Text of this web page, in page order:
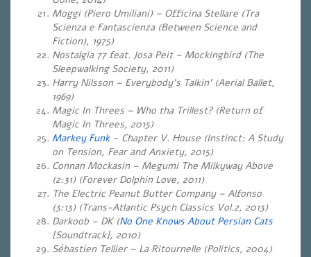
Moggi (Piero Umiliani) – Officina Stellare (Tra
Scienza e Fantascienza (Between Science and
Fiction), 1975)
Nostalgia 77 feat. Josa Peit – Mockingbird (The
Sleepwalking Society, 2011)
Harry Nilsson – Everybody’s Talkin’ (Aerial Ballet,
1969)
Magic In Threes – Who tha Trillest? (Return of
Magic In Threes, 2015)
Markey Funk– Chapter V. House (Instinct: A Study
on Tension, Fear and Anxiety, 2015)
Connan Mockasin – Megumi The Milkyway Above
(2:31) (Forever Dolphin Love, 2011)
The Electric Peanut Butter Company – Alfonso
(3:13) (Trans-Atlantic Psych Classics Vol.2, 2013)
Darkoob – DK (No One Knows About Persian Cats
[Soundtrack], 2010)
Sébastien Tellier – La Ritournelle (Politics, 2004)